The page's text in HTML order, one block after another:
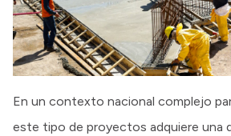
En un contexto nacional complejo
este tipo de proyectos adquiere una